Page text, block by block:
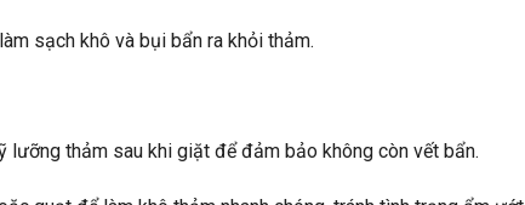
sạch khô và bụi bẩn ra khỏi thảm.
lưỡng thảm sau khi giặt để đảm bảo không còn vết bẩn.